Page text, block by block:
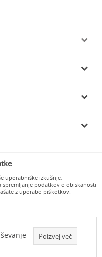
. Vse pravice pridržane.
uporabniške izkušnje,
spremljanje podatkov o obiskanosti
z uporabo piškotkov.
Poizvej več